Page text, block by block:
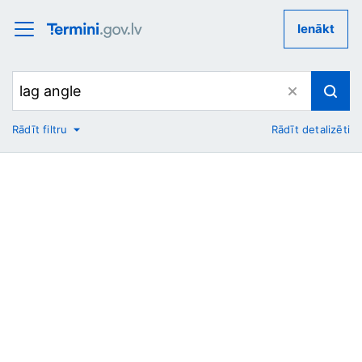
Ienākt
No
Rādīt filtru Rādīt detalizēti